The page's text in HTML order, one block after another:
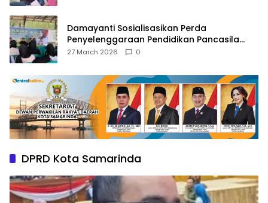
Damayanti Sosialisasikan Perda
Penyelenggaraan Pendidikan Pancasila
dan Wawasan Kebangsaan
27 March 2026 0
DPRD Kota Samarinda